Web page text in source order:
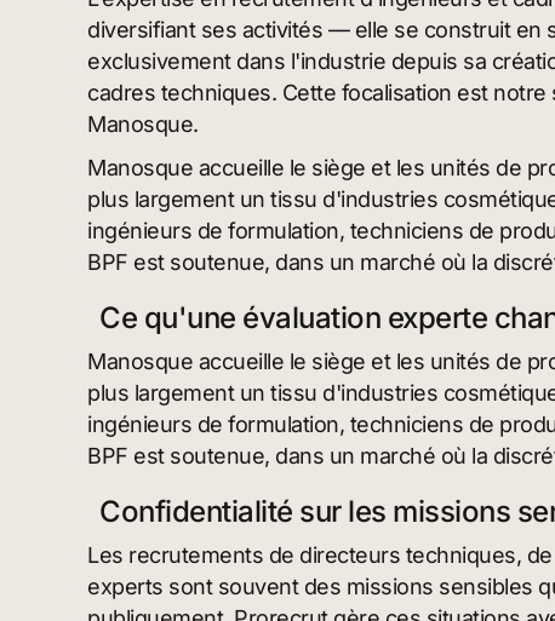
diversifiant ses activités — elle se construit en
exclusivement dans l'industrie depuis sa
cadres techniques. Cette focalisation est
Manosque.
Manosque accueille le siège et les unités de
plus largement un tissu d'industries
ingénieurs de formulation, techniciens de
BPF est soutenue, dans un marché où la
Ce qu'une évaluation experte
Manosque accueille le siège et les unités de
plus largement un tissu d'industries
ingénieurs de formulation, techniciens de
BPF est soutenue, dans un marché où la
Confidentialité sur les missions
Les recrutements de directeurs techniques,
experts sont souvent des missions sensibles